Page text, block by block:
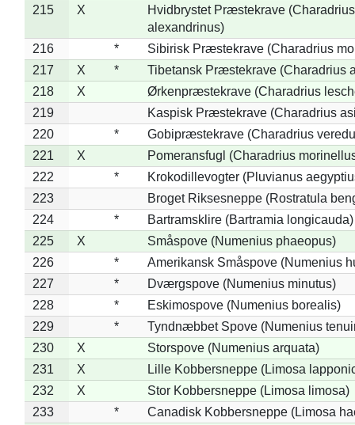
215
X
Hvidbrystet Præstekrave (Charadrius
alexandrinus)
216
*
Sibirisk Præstekrave (Charadrius
217
X *
Tibetansk Præstekrave (Charadrius
218
X
Ørkenpræstekrave (Charadrius
219
Kaspisk Præstekrave (Charadrius
220
*
Gobipræstekrave (Charadrius
221
X
Pomeransfugl (Charadrius
222
*
Krokodillevogter (Pluvianus
223
Broget Riksesneppe (Rostratula
224
*
Bartramsklire (Bartramia longicauda)
225
X
Småspove (Numenius phaeopus)
226
*
Amerikansk Småspove (Numenius
227
*
Dværgspove (Numenius minutus)
228
*
Eskimospove (Numenius borealis)
229
*
Tyndnæbbet Spove (Numenius
230
X
Storspove (Numenius arquata)
231
X
Lille Kobbersneppe (Limosa
232
X
Stor Kobbersneppe (Limosa limosa)
233
* Canadisk Kobbersneppe (Limosa